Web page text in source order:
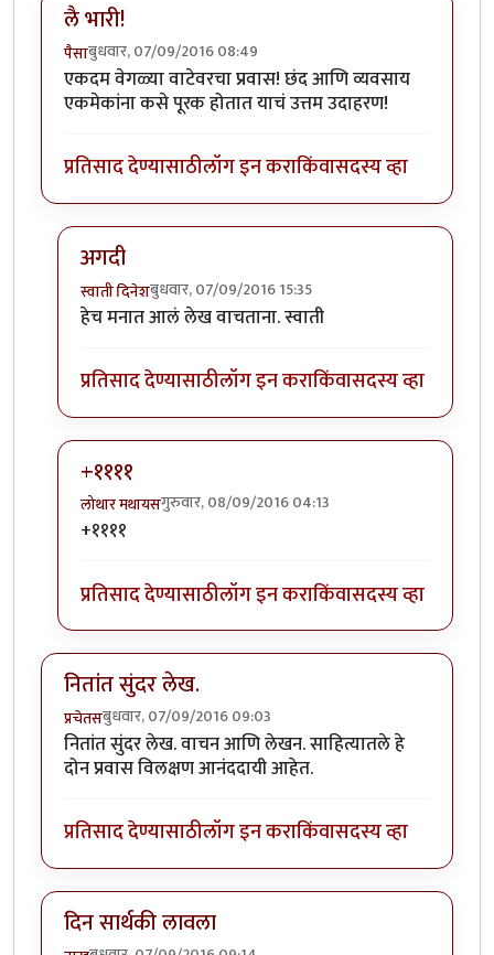
लै भारी!
पैसाबुधवार, 07/09/2016 08:49
एकदम वेगळ्या वाटेवरचा प्रवास! छंद आणि व्यवसाय
एकमेकांना कसे पूरक होतात याचं उत्तम उदाहरण!
प्रतिसाद देण्यासाठीलॉग इन कराकिंवासदस्य व्हा
अगदी
स्वाती दिनेशबुधवार, 07/09/2016 15:35
In reply toलै भारी!byपैसा
हेच मनात आलं लेख वाचताना. स्वाती
प्रतिसाद देण्यासाठीलॉग इन कराकिंवासदस्य व्हा
+११११
लोथार मथायसगुरुवार, 08/09/2016 04:13
In reply to
+११११
प्रतिसाद देण्यासाठीलॉग इन कराकिंवासदस्य व्हा
नितांत सुंदर लेख.
प्रचेतसबुधवार, 07/09/2016 09:03
नितांत सुंदर लेख. वाचन आणि लेखन. साहित्यातले हे
दोन प्रवास विलक्षण आनंददायी आहेत.
प्रतिसाद देण्यासाठीलॉग इन कराकिंवासदस्य व्हा
दिन सार्थकी लावला